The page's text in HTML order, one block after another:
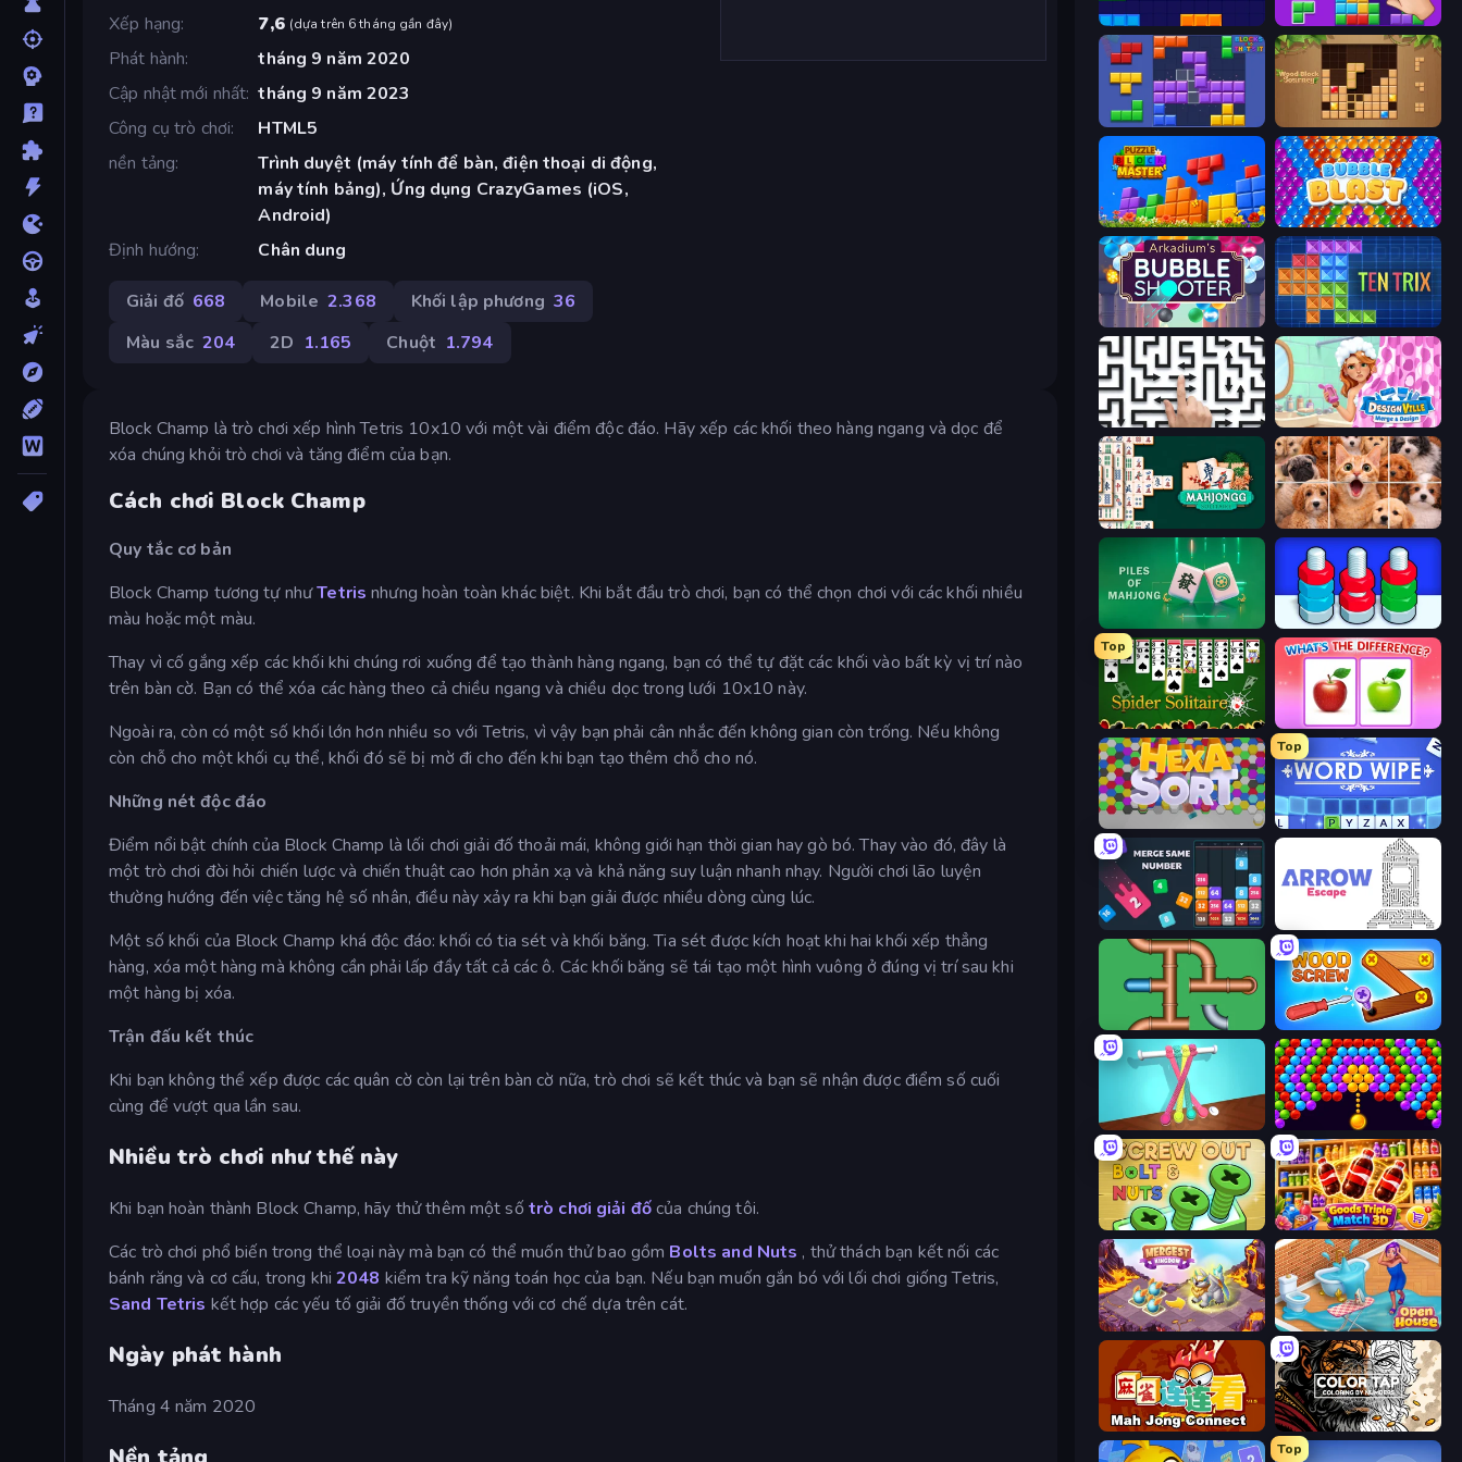
Xếp hạng
7,6 (dựa trên 6 tháng gần đây)
Phát hành
tháng 9 năm 2020
Cập nhật mới nhất tháng 9 năm 2023
Công cụ trò chơi
HTML5
nền tảng
Trình duyệt (máy tính để bàn, điện thoại di động,
máy tính bảng), Ứng dụng CrazyGames (iOS,
Android)
Định hướng
Chân dung
Giải đố 668 Mobile 2.368 Khối lập phương 36
Màu sắc 204 2D 1.165 Chuột 1.794
Block Champ là trò chơi xếp hình Tetris 10x10 với một vài điểm độc đáo. Hãy xếp các khối theo hàng ngang và dọc để
xóa chúng khỏi trò chơi và tăng điểm của bạn.
Cách chơi Block Champ
Quy tắc cơ bản
Block Champ tương tự nhưTetris nhưng hoàn toàn khác biệt. Khi bắt đầu trò chơi, bạn có thể chọn chơi với các khối nhiều
màu hoặc một màu.
Thay vì cố gắng xếp các khối khi chúng rơi xuống để tạo thành hàng ngang, bạn có thể tự đặt các khối vào bất kỳ vị trí nào
trên bàn cờ. Bạn có thể xóa các hàng theo cả chiều ngang và chiều dọc trong lưới 10x10 này.
Ngoài ra, còn có một số khối lớn hơn nhiều so với Tetris, vì vậy bạn phải cân nhắc đến không gian còn trống. Nếu không
còn chỗ cho một khối cụ thể, khối đó sẽ bị mờ đi cho đến khi bạn tạo thêm chỗ cho nó.
Những nét độc đáo
Điểm nổi bật chính của Block Champ là lối chơi giải đố thoải mái, không giới hạn thời gian hay gò bó. Thay vào đó, đây là
một trò chơi đòi hỏi chiến lược và chiến thuật cao hơn phản xạ và khả năng suy luận nhanh nhạy. Người chơi lão luyện
thường hướng đến việc tăng hệ số nhân, điều này xảy ra khi bạn giải được nhiều dòng cùng lúc.
Một số khối của Block Champ khá độc đáo: khối có tia sét và khối băng. Tia sét được kích hoạt khi hai khối xếp thẳng
hàng, xóa một hàng mà không cần phải lấp đầy tất cả các ô. Các khối băng sẽ tái tạo một hình vuông ở đúng vị trí sau khi
một hàng bị xóa.
Trận đấu kết thúc
Khi bạn không thể xếp được các quân cờ còn lại trên bàn cờ nữa, trò chơi sẽ kết thúc và bạn sẽ nhận được điểm số cuối
cùng để vượt qua lần sau.
Nhiều trò chơi như thế này
Khi bạn hoàn thành Block Champ, hãy thử thêm một số trò chơi giải đốcủa chúng tôi.
Các trò chơi phổ biến trong thể loại này mà bạn có thể muốn thử bao gồm Bolts and Nuts , thử thách bạn kết nối các
bánh răng và cơ cấu, trong khi2048 kiểm tra kỹ năng toán học của bạn. Nếu bạn muốn gắn bó với lối chơi giống Tetris,
Sand Tetris kết hợp các yếu tố giải đố truyền thống với cơ chế dựa trên cát.
Ngày phát hành
Tháng 4 năm 2020
Block Blaster BlockBuster Puzzle
Blocks and that’s it Wood Block Journey
Puzzle Block Master Bubble Blast
TenTrix
Arrow Escape: Puzzle Designville: Merge & Design
Mahjongg Solitaire Jigpic Solitaire
Piles of Mahjong
Top
Spider Solitaire What's The Difference?
Top
Word Wipe
Drop & Merge the Numbers Arrow Escape
Plumber Pipe Out Wood Screw: Bolts Puzzle
Tangle Master Bubble Story
Screw Out: Bolts and Nuts Goods Triple Match 3D
Mergest Kingdom Open House
Mahjong Connect (Legacy) Color Tap: Coloring by Numbers
Top